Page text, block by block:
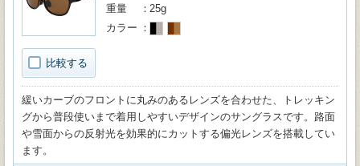
比較する
重量
25g
カラー
緩いカーブのフロントに丸みのあるレンズを合わせた、トレッキン
グから普段使いまで着用しやすいデザインのサングラスです。路面
や雪面からの反射光を効果的にカットする偏光レンズを搭載してい
ます。